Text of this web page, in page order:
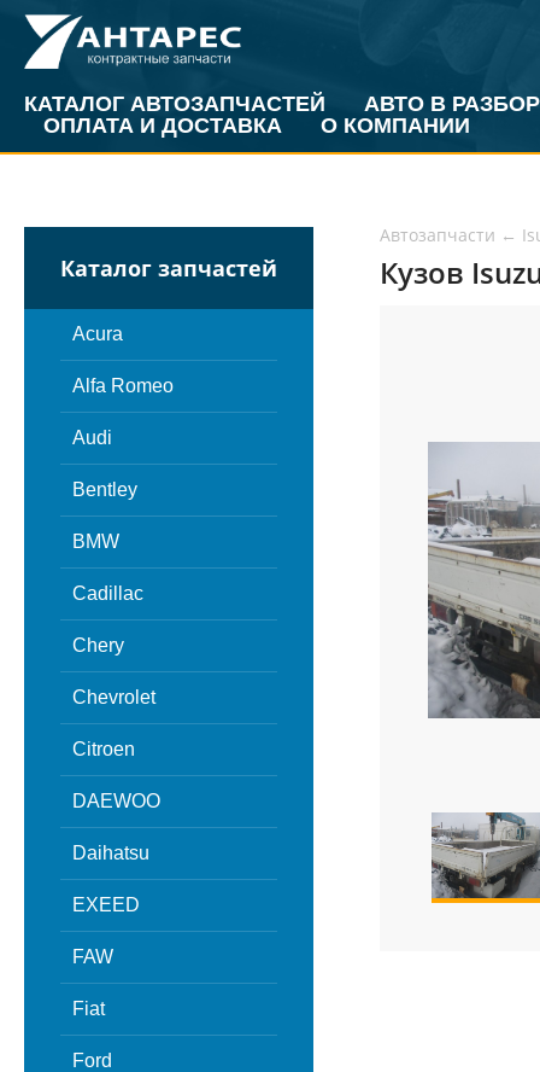
КАТАЛОГ АВТОЗАПЧАСТЕЙ
АВТО В РАЗБОР
ОПЛАТА И ДОСТАВКА
О КОМПАНИИ
Каталог запчастей
Acura
Alfa Romeo
Audi
Bentley
BMW
Cadillac
Chery
Chevrolet
Citroen
DAEWOO
Daihatsu
EXEED
FAW
Fiat
Ford
Автозапчасти ←
Кузов